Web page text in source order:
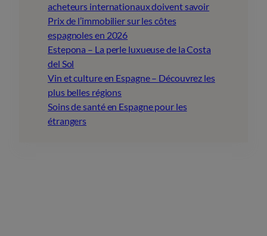
acheteurs internationaux doivent savoir
Prix de l’immobilier sur les côtes
espagnoles en 2026
Estepona – La perle luxueuse de la Costa
del Sol
Vin et culture en Espagne – Découvrez les
plus belles régions
Soins de santé en Espagne pour les
étrangers